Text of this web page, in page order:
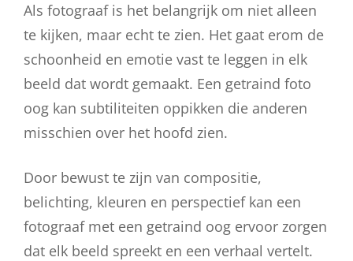
Als fotograaf is het belangrijk om niet alleen
te kijken, maar echt te zien. Het gaat erom de
schoonheid en emotie vast te leggen in elk
beeld dat wordt gemaakt. Een getraind foto
oog kan subtiliteiten oppikken die anderen
misschien over het hoofd zien.
Door bewust te zijn van compositie,
belichting, kleuren en perspectief kan een
fotograaf met een getraind oog ervoor zorgen
dat elk beeld spreekt en een verhaal vertelt.